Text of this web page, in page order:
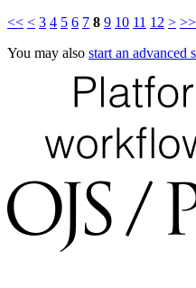
<< < 3 4 5 6 7 8 9 10 11 12 > >>
You may also start an advanced